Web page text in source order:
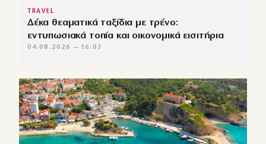
TRAVEL
Δέκα θεαματικά ταξίδια με τρένο:
εντυπωσιακά τοπία και οικονομικά εισιτήρια
04.08.2026 — 16:03